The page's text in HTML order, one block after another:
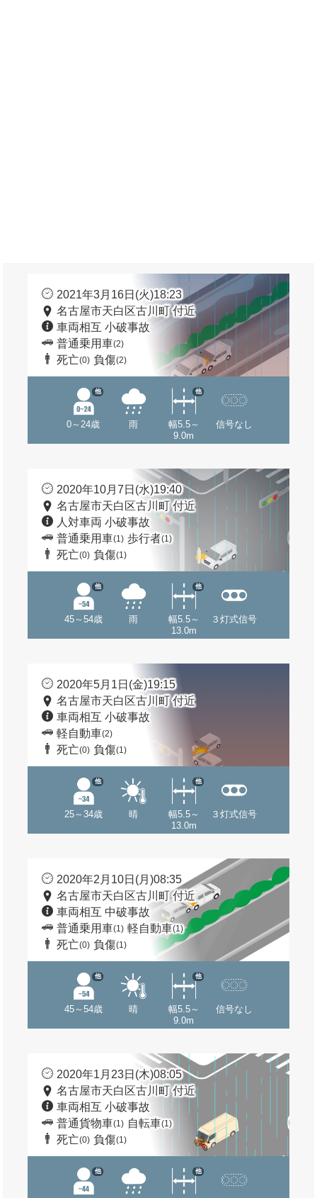
2021年3月16日(火)18:23
名古屋市天白区古川町 付近
車両相互 小破事故
普通乗用車(2)
死亡(0) 負傷(2)
0～24歳
他
雨
幅5.5～
9.0m
他
信号なし
2020年10月7日(水)19:40
名古屋市天白区古川町 付近
人対車両 小破事故
普通乗用車(1) 歩行者(1)
死亡(0) 負傷(1)
45～54歳
他
雨
幅5.5～
13.0m
他
３灯式信号
2020年5月1日(金)19:15
名古屋市天白区古川町 付近
車両相互 小破事故
軽自動車(2)
死亡(0) 負傷(1)
25～34歳
他
晴
幅5.5～
13.0m
他
３灯式信号
2020年2月10日(月)08:35
名古屋市天白区古川町 付近
車両相互 中破事故
普通乗用車(1) 軽自動車(1)
死亡(0) 負傷(1)
45～54歳
他
晴
幅5.5～
9.0m
他
信号なし
2020年1月23日(木)08:05
名古屋市天白区古川町 付近
車両相互 小破事故
普通貨物車(1) 自転車(1)
死亡(0) 負傷(1)
他 他